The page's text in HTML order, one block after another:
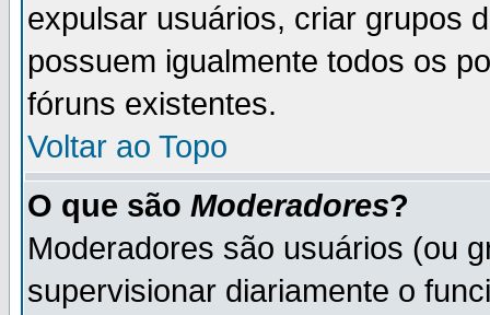
expulsar usuários, criar grupos
possuem igualmente todos os
fóruns existentes.
Voltar ao Topo
O que são Moderadores?
Moderadores são usuários (ou
supervisionar diariamente o